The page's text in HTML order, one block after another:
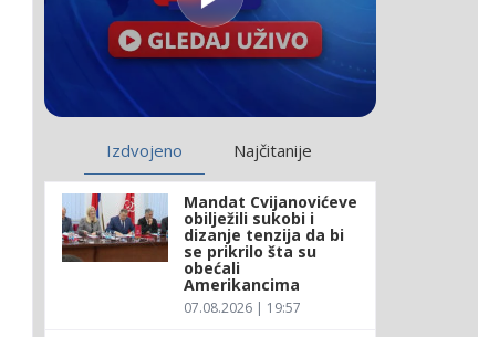
Izdvojeno Najčitanije
Mandat Cvijanovićeve
obilježili sukobi i
dizanje tenzija da bi
se prikrilo šta su
obećali
Amerikancima
07.08.2026 | 19:57